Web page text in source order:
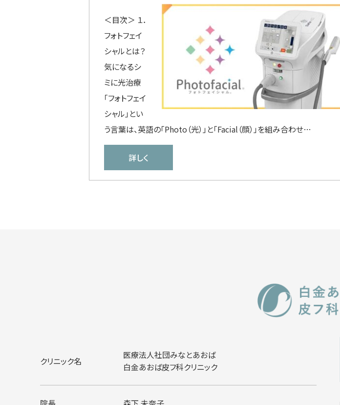
＜目次＞ １．
フォトフェイ
シャルとは？
気になるシ
ミに光治療
「フォトフェイ
シャル」とい
う言葉は、英語の「Photo（光）」と「Facial（顔）」を組み合わせ…
詳しく
クリニック名
医療法人社団みなとあおば
白金あおば皮フ科クリニック